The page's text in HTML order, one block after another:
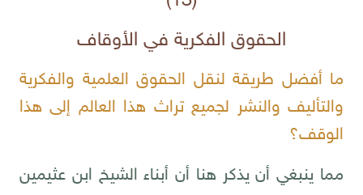
الحقوق الفكرية في الأوقاف
ما أفضل طريقة لنقل الحقوق العلمية والفكرية
والتأليف والنشر لجميع تراث هذا العالم إلى هذا
الوقف؟
مما ينبغي أن يذكر هنا أن أبناء الشيخ ابن عثيمين